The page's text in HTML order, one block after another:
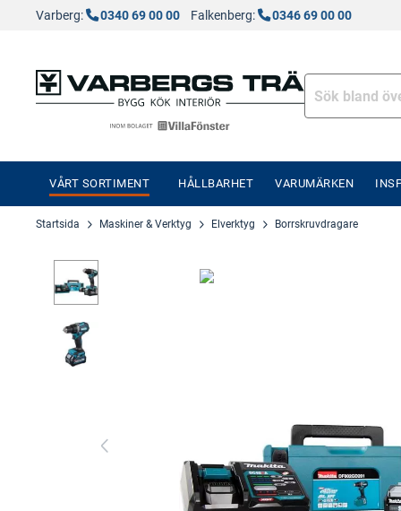
Varberg: 0340 69 00 00 Falkenberg: 0346 69 00 00
VÅRT SORTIMENT HÅLLBARHET VARUMÄRKEN
Startsida Maskiner & Verktyg Elverktyg Borrskruvdragare